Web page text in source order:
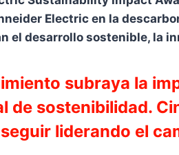
Electric en la
el desarrollo sostenible, la
subraya la
de sostenibilidad.
liderando el